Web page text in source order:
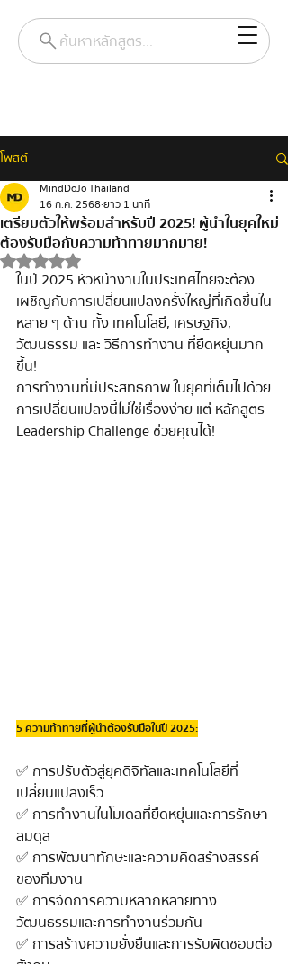
ค้นหาหลักสูตร...
โพสต์
เตรียมตัวให้พร้อมสำหรับปี 2025! ผู้นำในยุคใหม่
ต้องรับมือกับความท้าทายมากมาย!
MindDoJo Thailand
16 ก.ค. 2568ยาว 1 นาที
ได้รับ NaN เต็ม 5 ดาว
ในปี 2025 หัวหน้างานในประเทศไทยจะต้อง
เผชิญกับการเปลี่ยนแปลงครั้งใหญ่ที่เกิดขึ้นใน
หลาย ๆ ด้าน ทั้ง เทคโนโลยี, เศรษฐกิจ,
วัฒนธรรม และ วิธีการทำงาน ที่ยืดหยุ่นมาก
ขึ้น!
การทำงานที่มีประสิทธิภาพ ในยุคที่เต็มไปด้วย
การเปลี่ยนแปลงนี้ไม่ใช่เรื่องง่าย แต่ หลักสูตร
Leadership Challenge ช่วยคุณได้!
5 ความท้าทายที่ผู้นำต้องรับมือในปี 2025:
✅ การปรับตัวสู่ยุคดิจิทัลและเทคโนโลยีที่
เปลี่ยนแปลงเร็ว
✅ การทำงานในโมเดลที่ยืดหยุ่นและการรักษา
สมดุล
✅ การพัฒนาทักษะและความคิดสร้างสรรค์
ของทีมงาน
✅ การจัดการความหลากหลายทาง
วัฒนธรรมและการทำงานร่วมกัน
✅ การสร้างความยั่งยืนและการรับผิดชอบต่อ